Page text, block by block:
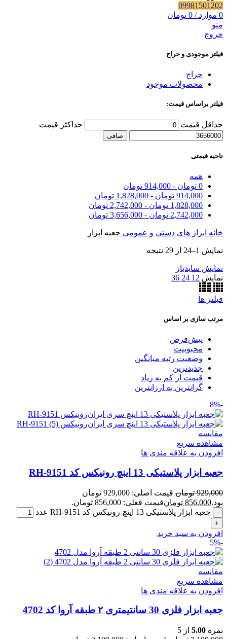
09981501202
0 موارد /
0 تومان
منو
خروج
فیلتر موجودی و حراج
حراج
محصولات موجود
فیلتر براساس قیمت:
حداقل قیمت حداكثر قيمت
صافی
ناحیه قیمتی
همه
0 تومان -
914,000 تومان
914,000 تومان -
1,828,000 تومان
1,828,000 تومان -
2,742,000 تومان
2,742,000 تومان -
3,656,000 تومان
خانه ابزار های دستی و عمومی جعبه ابزار
نمایش 1–24 از 29 نتیجه
نمایش سایدبار
نمایش 12
24
36
فیلتر ها
مرتب سازی بر اساس
پیش‌فرض
محبوبیت
وضعیت رتبه میانگین
جدیدترین
قیمت از کم به زیاد
گرانترین به ارزانترین
-8%
مقایسه
مشاهده سریع
افزودن به علاقه مندی ها
جعبه ابزار پلاستیکی 13 اینچ رونیکس کد RH-9151
929,000 تومان
قیمت اصلی: 929,000 تومان
بود.856,000 تومانقیمت فعلی: 856,000 تومان.
جعبه ابزار پلاستیکی 13 اینچ رونیکس کد RH-9151 عدد
افزودن به سبد خرید
-5%
مقایسه
مشاهده سریع
افزودن به علاقه مندی ها
جعبه ابزار فلزی 30 سانتیمتری ۲ طبقه آروا کد 4702
نمره 5.00 از 5